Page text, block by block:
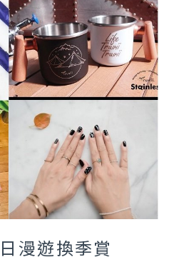
漫遊換季賞